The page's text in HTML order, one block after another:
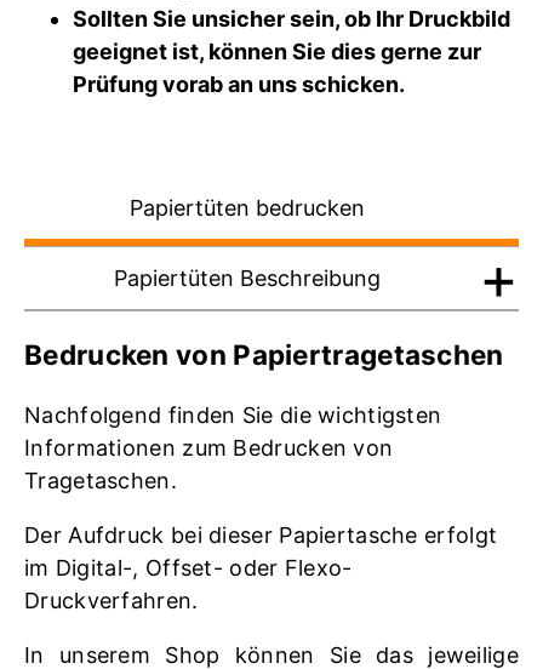
Sollten Sie unsicher sein, ob Ihr Druckbild
geeignet ist, können Sie dies gerne zur
Prüfung vorab an uns schicken.
Papiertüten bedrucken
Papiertüten Beschreibung
Bedrucken von Papiertragetaschen
Nachfolgend finden Sie die wichtigsten
Informationen zum Bedrucken von
Tragetaschen.
Der Aufdruck bei dieser Papiertasche erfolgt
im Digital-, Offset- oder Flexo-
Druckverfahren.
In unserem Shop können Sie das jeweilige